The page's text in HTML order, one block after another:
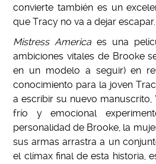
convierte también es un
que Tracy no va a dejar escapar.
Mistress America es una
ambiciones vitales de Brooke
en un modelo a seguir) en
conocimiento para la joven
a escribir su nuevo manuscrito,
frío y emocional
personalidad de Brooke, la
sus armas arrastra a un
el clímax final de esta historia,